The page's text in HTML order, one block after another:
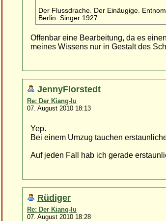
Der Flussdrache. Der Einäugige.
Berlin: Singer 1927.
Offenbar eine Bearbeitung, da es
meines Wissens nur in Gestalt des
JennyFlorstedt
Re: Der Kiang-lu
07. August 2010 18:13
Yep.
Bei einem Umzug tauchen
Auf jeden Fall hab ich gerade
Rüdiger
Re: Der Kiang-lu
07. August 2010 18:28